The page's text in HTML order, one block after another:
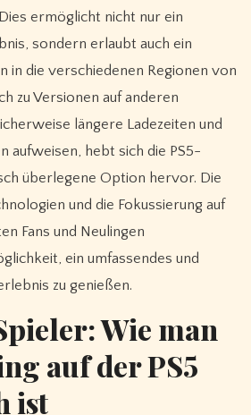
ermöglicht nicht nur ein
sondern erlaubt auch ein
in die verschiedenen Regionen von
zu Versionen auf anderen
längere Ladezeiten und
aufweisen, hebt sich die PS5-
überlegene Option hervor. Die
und die Fokussierung auf
Fans und Neulingen
ein umfassendes und
zu genießen.
Wie man
auf der PS5
ist